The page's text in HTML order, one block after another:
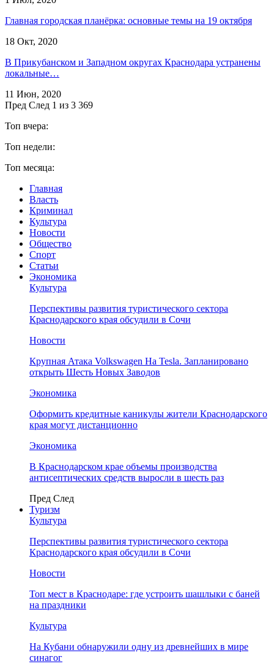
Главная городская планёрка: основные темы на 19 октября
18 Окт, 2020
В Прикубанском и Западном округах Краснодара устранены
локальные…
11 Июн, 2020
Пред След 1 из 3 369
Топ вчера:
Топ недели:
Топ месяца:
Главная
Власть
Криминал
Культура
Новости
Общество
Спорт
Статьи
Экономика
Культура
Перспективы развития туристического сектора
Краснодарского края обсудили в Сочи
Новости
Крупная Атака Volkswagen На Tesla. Запланировано
открыть Шесть Новых Заводов
Экономика
Оформить кредитные каникулы жители Краснодарского
края могут дистанционно
Экономика
В Краснодарском крае объемы производства
антисептических средств выросли в шесть раз
Пред След
Туризм
Культура
Перспективы развития туристического сектора
Краснодарского края обсудили в Сочи
Новости
Топ мест в Краснодаре: где устроить шашлыки с баней
на праздники
Культура
На Кубани обнаружили одну из древнейших в мире
синагог